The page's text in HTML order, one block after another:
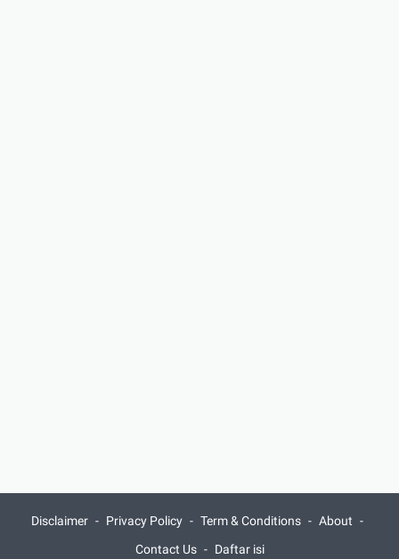
Disclaimer Privacy Policy Term & Conditions
About
Contact Us
Daftar isi